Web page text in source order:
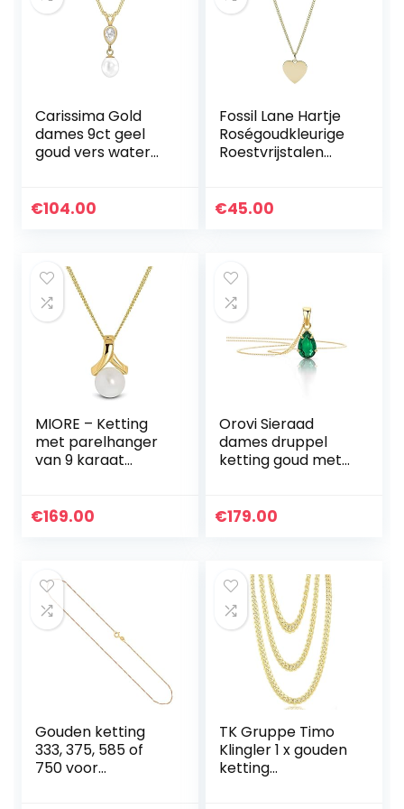
Carissima Gold
dames 9ct geel
goud vers water
22.7mm op 9ct
0.7mm lengte
46cm/18″
€104.00
Fossil Lane Hartje
Roségoudkleurige
Roestvrijstalen
€45.00
MIORE – Ketting
met parelhanger
van 9 karaat
halsketting voor
hoogwaardig
sieradendoosje om
cadeau te geven
€169.00
Orovi Sieraad
dames druppel
ketting goud met
geboortesteen
geelgoud 9 karaat
/ 375 goud
edelsteen sieraad
€179.00
Gouden ketting
333, 375, 585 of
750 voor
TK Gruppe Timo
Klingler 1 x gouden
ketting